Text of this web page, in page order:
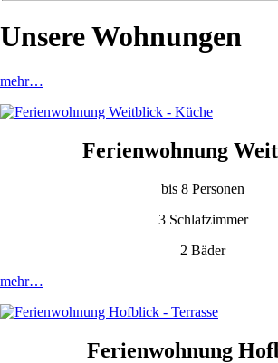
Unsere Wohnungen
mehr…
Ferienwohnung
bis 8 Personen
3 Schlafzimmer
2 Bäder
mehr…
Ferienwohnung